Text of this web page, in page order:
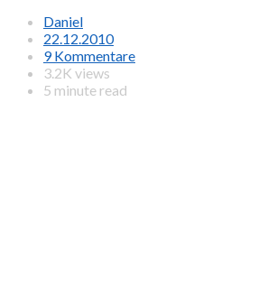
Daniel
22.12.2010
9 Kommentare
3.2K views
5 minute read